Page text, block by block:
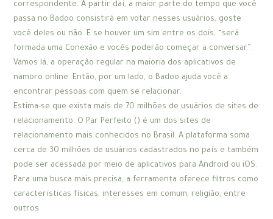
correspondente. A partir daí, a maior parte do tempo que você
passa no Badoo consistirá em votar nesses usuários, goste
você deles ou não. E se houver um sim entre os dois, “será
formada uma Conexão e vocês poderão começar a conversar”.
Vamos lá, a operação regular na maioria dos aplicativos de
namoro online. Então, por um lado, o Badoo ajuda você a
encontrar pessoas com quem se relacionar.
Estima-se que exista mais de 70 milhões de usuários de sites de
relacionamento. O Par Perfeito () é um dos sites de
relacionamento mais conhecidos no Brasil. A plataforma soma
cerca de 30 milhões de usuários cadastrados no país e também
pode ser acessada por meio de aplicativos para Android ou iOS.
Para uma busca mais precisa, a ferramenta oferece filtros como
características físicas, interesses em comum, religião, entre
outros.